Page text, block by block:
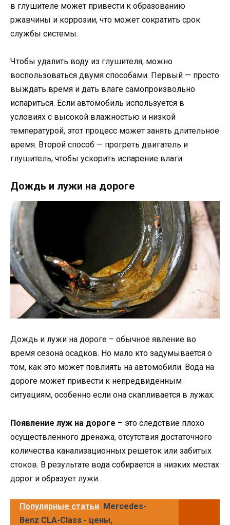
в глушителе может привести к образованию
ржавчины и коррозии, что может сократить срок
службы системы.
Чтобы удалить воду из глушителя, можно
воспользоваться двумя способами. Первый — просто
выждать время и дать влаге самопроизвольно
испариться. Если автомобиль используется в
условиях с высокой влажностью и низкой
температурой, этот процесс может занять длительное
время. Второй способ — прогреть двигатель и
глушитель, чтобы ускорить испарение влаги.
Дождь и лужи на дороге
Дождь и лужи на дороге – обычное явление во
время сезона осадков. Но мало кто задумывается о
том, как это может повлиять на автомобили. Вода на
дороге может привести к непредвиденным
ситуациям, особенно если она скапливается в лужах.
Появление луж на дороге – это следствие плохо
осуществленного дренажа, отсутствия достаточного
количества канализационных решеток или забитых
стоков. В результате вода собирается в низких местах
дорог и образует лужи.
Популярные статьи Mercedes-
Benz CLA-Class - цены,